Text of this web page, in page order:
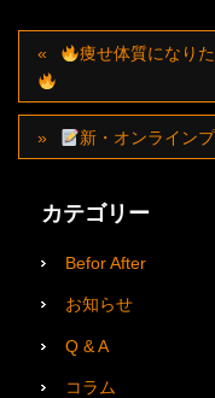
痩せ体質になり
新・オンライン
カテゴリー
Befor After
お知らせ
Q & A
コラム